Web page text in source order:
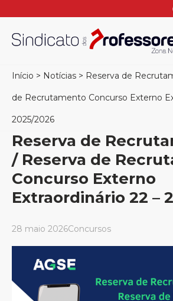
Início > Notícias > Reserva de
de Recrutamento Concurso Externo
2025/2026
Reserva de
/ Reserva de
Concurso Externo
Extraordinário 22 –
28 maio 2026Concursos